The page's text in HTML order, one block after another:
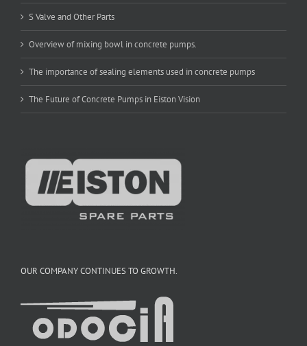
S Valve and Other Parts
Overview of mixing bowl in concrete pumps.
The importance of sealing elements used in concrete pumps
The Future of Concrete Pumps in Eiston Vision
OUR COMPANY CONTINUES TO GROWTH.